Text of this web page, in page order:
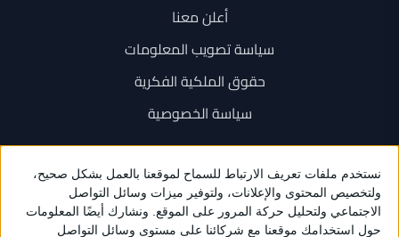
أعلن معنا
سياسة تصويب المعلومات
حقوق الملكية الفكرية
سياسة الخصوصية
اتصل بنا
+962 6 534 1777